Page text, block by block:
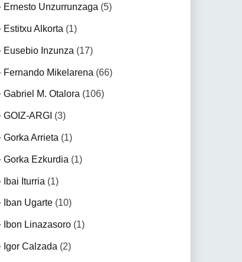
Ernesto Unzurrunzaga (5)
Estitxu Alkorta (1)
Eusebio Inzunza (17)
Fernando Mikelarena (66)
Gabriel M. Otalora(106)
GOIZ-ARGI (3)
Gorka Arrieta (1)
Gorka Ezkurdia (1)
Ibai Iturria (1)
Iban Ugarte(10)
Ibon Linazasoro(1)
Igor Calzada (2)